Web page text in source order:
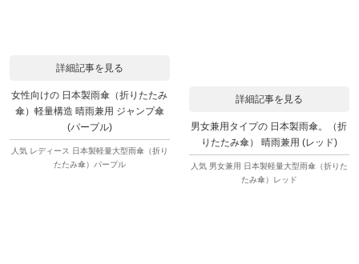
詳細記事を見る
女性向けの 日本製雨傘（折りたたみ
傘）軽量構造 晴雨兼用 ジャンプ傘
(パープル)
人気 レディース 日本製軽量大型雨傘（折り
たたみ傘）パープル
詳細記事を見る
男女兼用タイプの 日本製雨傘。（折
りたたみ傘） 晴雨兼用 (レッド)
人気 男女兼用 日本製軽量大型雨傘（折りた
たみ傘）レッド